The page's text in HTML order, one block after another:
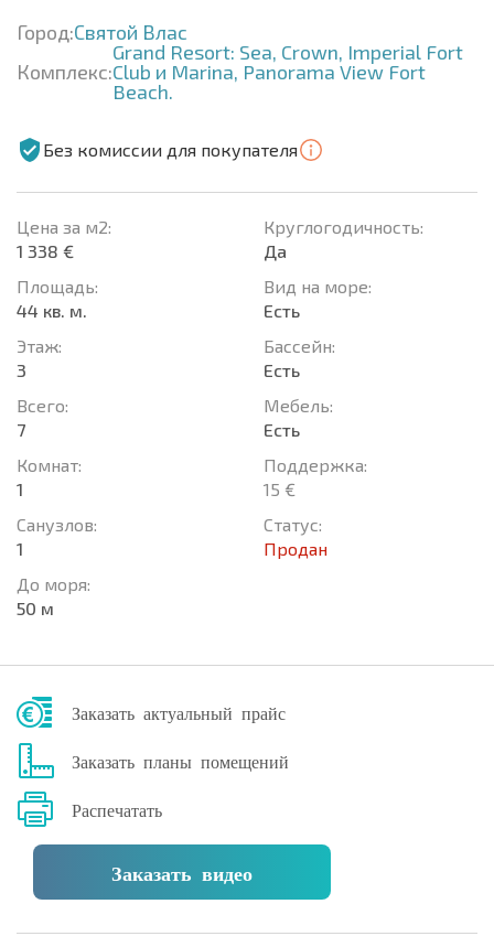
Город:Святой Влас
Комплекс:
Grand Resort: Sea, Crown, Imperial Fort
Club и Marina, Panorama View Fort
Beach.
Без комиссии для покупателя
Цена за м2:
1 338 €
Площадь:
44 кв. м.
Этаж:
3
Всего:
7
Комнат:
1
Санузлов:
1
До моря:
50 м
Круглогодичность:
Да
Вид на море:
Есть
Басcейн:
Есть
Мебель:
Есть
Поддержка:
15 €
Статус:
Продан
Заказать актуальный прайс
Заказать планы помещений
Распечатать
Заказать видео